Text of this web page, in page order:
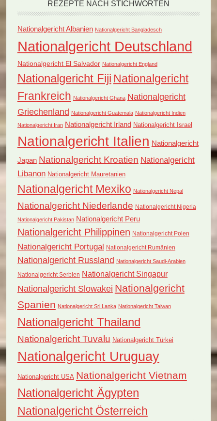
REZEPTE NACH STICHWORTEN
Nationalgericht Albanien Nationalgericht Bangladesch
Nationalgericht Deutschland
Nationalgericht El Salvador Nationalgericht England
Nationalgericht Fiji Nationalgericht
Frankreich Nationalgericht Ghana Nationalgericht
Griechenland Nationalgericht Guatemala Nationalgericht Indien
Nationalgericht Iran Nationalgericht Irland Nationalgericht Israel
Nationalgericht Italien Nationalgericht
Japan Nationalgericht Kroatien Nationalgericht
Libanon Nationalgericht Mauretanien
Nationalgericht Mexiko Nationalgericht Nepal
Nationalgericht Niederlande Nationalgericht Nigeria
Nationalgericht Pakistan Nationalgericht Peru
Nationalgericht Philippinen Nationalgericht Polen
Nationalgericht Portugal Nationalgericht Rumänien
Nationalgericht Russland Nationalgericht Saudi-Arabien
Nationalgericht Serbien Nationalgericht Singapur
Nationalgericht Slowakei Nationalgericht
Spanien Nationalgericht Sri Lanka Nationalgericht Taiwan
Nationalgericht Thailand
Nationalgericht Tuvalu Nationalgericht Türkei
Nationalgericht Uruguay
Nationalgericht USA Nationalgericht Vietnam
Nationalgericht Ägypten
Nationalgericht Österreich